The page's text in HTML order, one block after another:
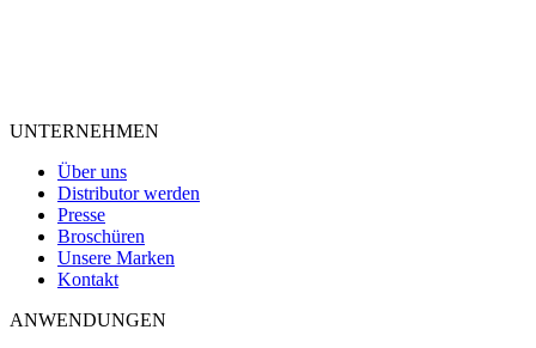
UNTERNEHMEN
Über uns
Distributor werden
Presse
Broschüren
Unsere Marken
Kontakt
ANWENDUNGEN